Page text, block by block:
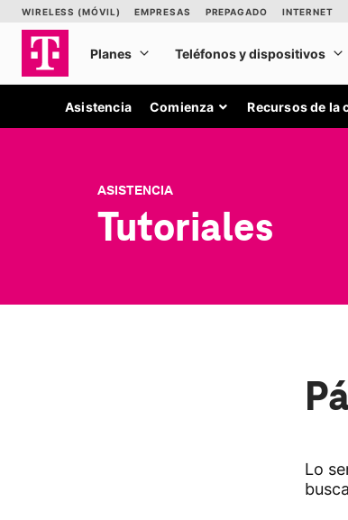
Asistencia Comienza Recursos de la
ASISTENCIA
Tutoriales